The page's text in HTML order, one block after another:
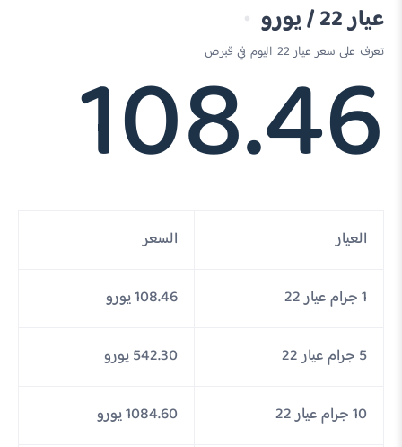
عيار 22 / يورو
تعرف على سعر عيار 22 اليوم في قبرص
108.46
العيار السعر
1 جرام عيار 22 108.46 يورو
5 جرام عيار 22 542.30 يورو
10 جرام عيار 22 1084.60 يورو